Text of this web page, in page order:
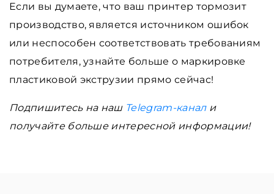
Если вы думаете, что ваш принтер тормозит
производство, является источником ошибок
или неспособен соответствовать требованиям
потребителя, узнайте больше о маркировке
пластиковой экструзии прямо сейчас!
Подпишитесь на наш Telegram-канали
получайте больше интересной информации!